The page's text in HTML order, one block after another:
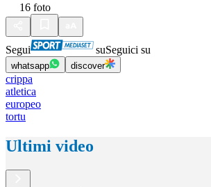
16 foto
Segui suSeguici su
whatsapp discover
crippa
atletica
europeo
tortu
Ultimi video